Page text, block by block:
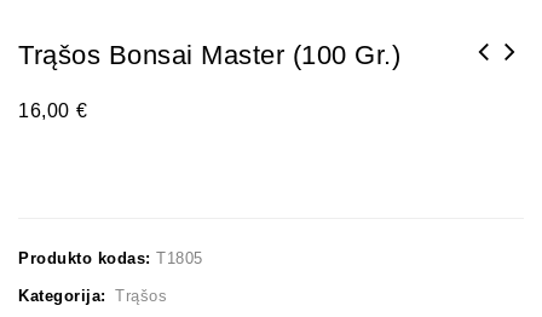
Trąšos Bonsai Master (100 Gr.)
16,00 €
Produkto kodas: T1805
Kategorija: Trąšos